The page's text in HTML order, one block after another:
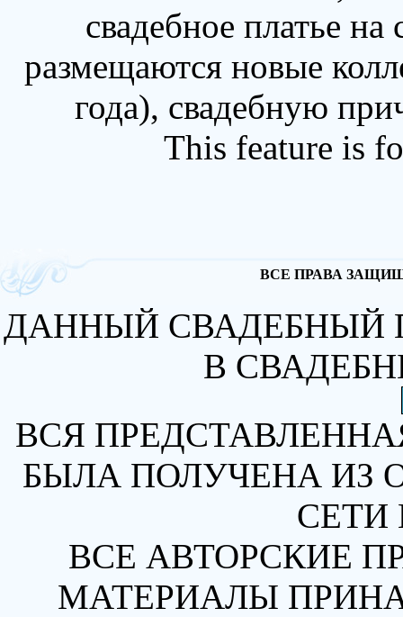
свадебное платье
размещаются новые
года), свадебную
This feature is
ВСЕ ПРАВА
ДАННЫЙ СВАДЕБНЫЙ
В
ВСЯ
БЫЛА ПОЛУЧЕНА ИЗ
СЕТИ
ВСЕ АВТОРСКИЕ
МАТЕРИАЛЫ